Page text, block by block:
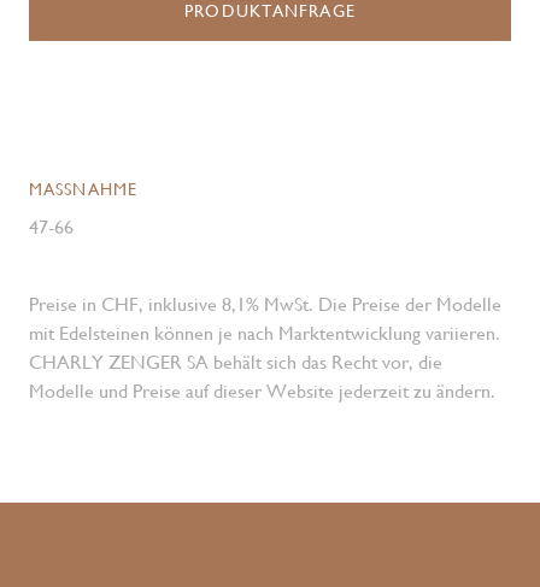
PRODUKTANFRAGE
MASSNAHME
47-66
Preise in CHF, inklusive 8,1% MwSt. Die Preise der Modelle
mit Edelsteinen können je nach Marktentwicklung variieren.
CHARLY ZENGER SA behält sich das Recht vor, die
Modelle und Preise auf dieser Website jederzeit zu ändern.